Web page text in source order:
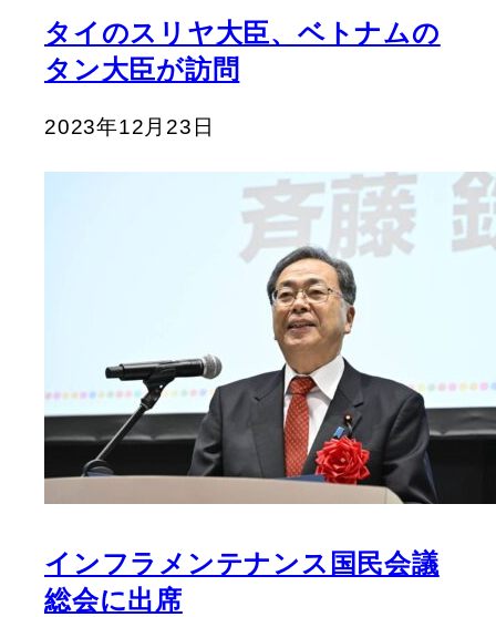
タイのスリヤ大臣、ベトナムの
タン大臣が訪問
2023年12月23日
インフラメンテナンス国民会議
総会に出席